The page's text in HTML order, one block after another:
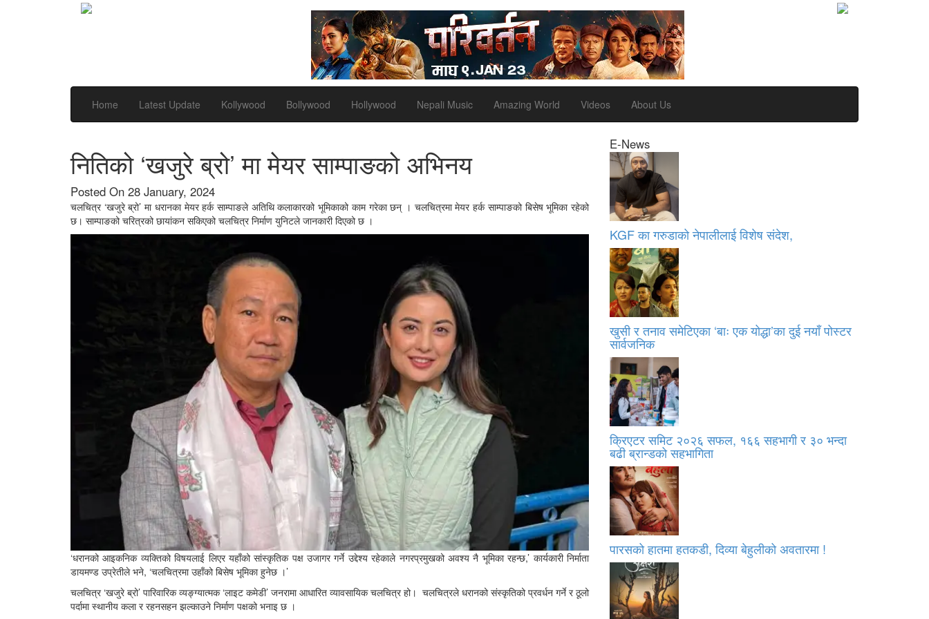
Home Latest Update Kollywood Bollywood Hollywood Nepali Music Amazing World Videos About Us
नितिको ‘खजुरे ब्रो’ मा मेयर साम्पाङको अभिनय
Posted On 28 January, 2024
चलचित्र ‘खजुरे ब्रो’ मा धरानका मेयर हर्क साम्पाङले अतिथि कलाकारको भूमिकाको काम गरेका छन् । चलचित्रमा मेयर हर्क साम्पाङको बिसेष भूमिका रहेको
छ। साम्पाङको चरित्रको छायांकन सकिएको चलचित्र निर्माण युनिटले जानकारी दिएको छ ।
‘धरानको आइकनिक व्यक्तिको विषयलाई लिएर यहाँको सांस्कृतिक पक्ष उजागर गर्ने उद्देश्य रहेकाले नगरप्रमुखको अवश्य नै भूमिका रहन्छ,’ कार्यकारी निर्माता
डायमण्ड उप्रेतीले भने, ‘चलचित्रमा उहाँको बिसेष भूमिका हुनेछ ।’
चलचित्र ‘खजुरे ब्रो’ पारिवारिक व्यङ्ग्यात्मक ‘लाइट कमेडी’ जनरामा आधारित व्यावसायिक चलचित्र हो। चलचित्रले धरानको संस्कृतिको प्रवर्धन गर्ने र ठूलो
पर्दामा स्थानीय कला र रहनसहन झल्काउने निर्माण पक्षको भनाइ छ ।
E-News
KGF का गरुडाको नेपालीलाई विशेष संदेश,
खुसी र तनाव समेटिएका ‘बाः एक योद्धा’का दुई नयाँ पोस्टर
सार्वजनिक
क्रिएटर समिट २०२६ सफल, १६६ सहभागी र ३० भन्दा
बढी ब्रान्डको सहभागिता
पारसको हातमा हतकडी, दिव्या बेहुलीको अवतारमा !